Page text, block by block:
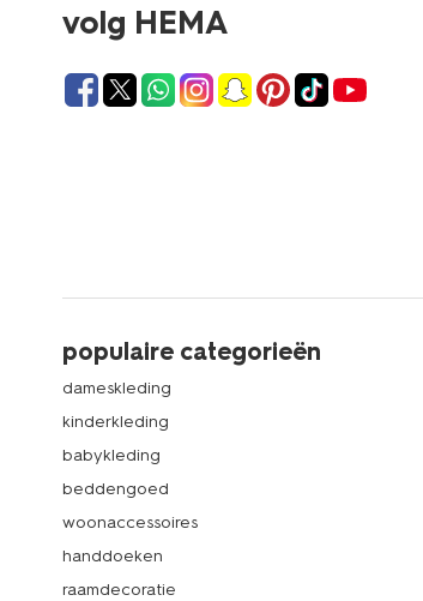
volg HEMA
populaire categorieën
dameskleding
kinderkleding
babykleding
beddengoed
woonaccessoires
handdoeken
raamdecoratie